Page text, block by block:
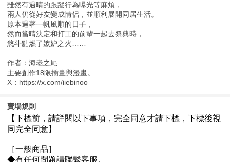
雖然有過晴的跟蹤行為曝光等麻煩，
兩人仍從好友變成情侶，並順利展開同居生活。
原本過著一帆風順的日子，
然而當晴決定和打工的前輩一起去祭典時，
悠斗點燃了嫉妒之火……
作者：海老之尾
主要創作18限插畫與漫畫。
X：https://x.com/iiebinoo
賣場規則